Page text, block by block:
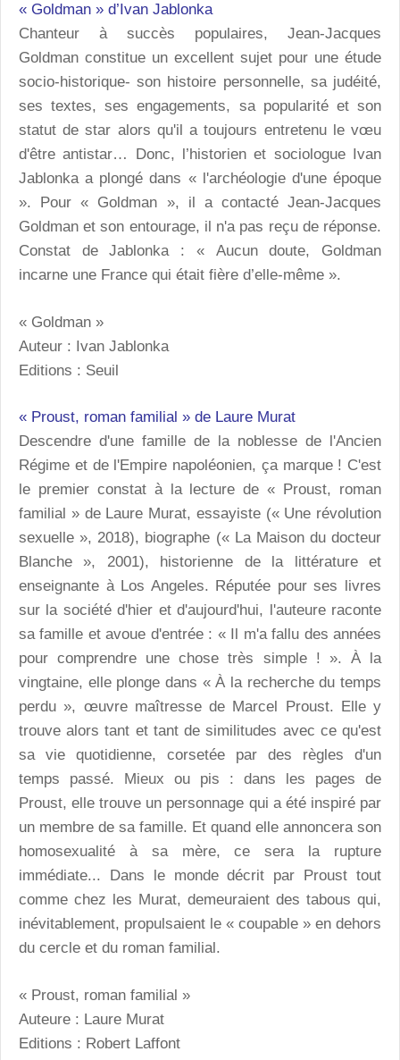
« Goldman » d’Ivan Jablonka
Chanteur à succès populaires, Jean-Jacques
Goldman constitue un excellent sujet pour une étude
socio-historique- son histoire personnelle, sa judéité,
ses textes, ses engagements, sa popularité et son
statut de star alors qu'il a toujours entretenu le vœu
d'être antistar… Donc, l’historien et sociologue Ivan
Jablonka a plongé dans « l'archéologie d'une époque
». Pour « Goldman », il a contacté Jean-Jacques
Goldman et son entourage, il n'a pas reçu de réponse.
Constat de Jablonka : « Aucun doute, Goldman
incarne une France qui était fière d’elle-même ».
« Goldman »
Auteur : Ivan Jablonka
Editions : Seuil
« Proust, roman familial » de Laure Murat
Descendre d'une famille de la noblesse de l'Ancien
Régime et de l'Empire napoléonien, ça marque ! C'est
le premier constat à la lecture de « Proust, roman
familial » de Laure Murat, essayiste (« Une révolution
sexuelle », 2018), biographe (« La Maison du docteur
Blanche », 2001), historienne de la littérature et
enseignante à Los Angeles. Réputée pour ses livres
sur la société d'hier et d'aujourd'hui, l'auteure raconte
sa famille et avoue d'entrée : « Il m'a fallu des années
pour comprendre une chose très simple ! ». À la
vingtaine, elle plonge dans « À la recherche du temps
perdu », œuvre maîtresse de Marcel Proust. Elle y
trouve alors tant et tant de similitudes avec ce qu'est
sa vie quotidienne, corsetée par des règles d'un
temps passé. Mieux ou pis : dans les pages de
Proust, elle trouve un personnage qui a été inspiré par
un membre de sa famille. Et quand elle annoncera son
homosexualité à sa mère, ce sera la rupture
immédiate... Dans le monde décrit par Proust tout
comme chez les Murat, demeuraient des tabous qui,
inévitablement, propulsaient le « coupable » en dehors
du cercle et du roman familial.
« Proust, roman familial »
Auteure : Laure Murat
Editions : Robert Laffont